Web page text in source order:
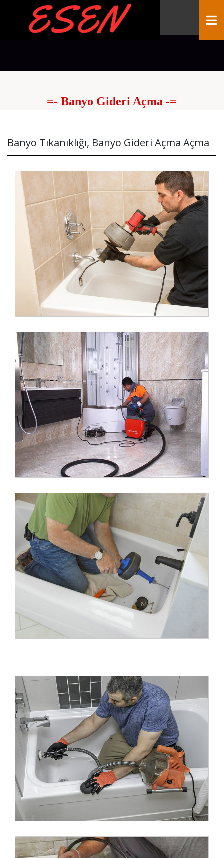
=- Banyo Gideri Açma -=
Banyo Tıkanıklığı, Banyo Gideri Açma Açma